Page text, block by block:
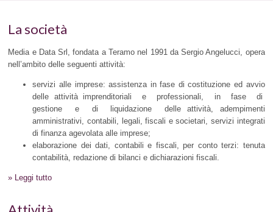
La società
Media e Data Srl, fondata a Teramo nel 1991 da Sergio Angelucci, opera
nell’ambito delle seguenti attività:
servizi alle imprese: assistenza in fase di costituzione ed avvio
delle attività imprenditoriali e professionali, in fase di
gestione e di liquidazione delle attività, adempimenti
amministrativi, contabili, legali, fiscali e societari, servizi integrati
di finanza agevolata alle imprese;
elaborazione dei dati, contabili e fiscali, per conto terzi: tenuta
contabilità, redazione di bilanci e dichiarazioni fiscali.
» Leggi tutto